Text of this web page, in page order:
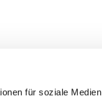
für soziale Medien
+49 3834 5735-0